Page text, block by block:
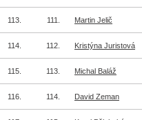
113. 111. Martin Jelič
114. 112. Kristýna Juristová
115. 113. Michal Baláž
116. 114. David Zeman